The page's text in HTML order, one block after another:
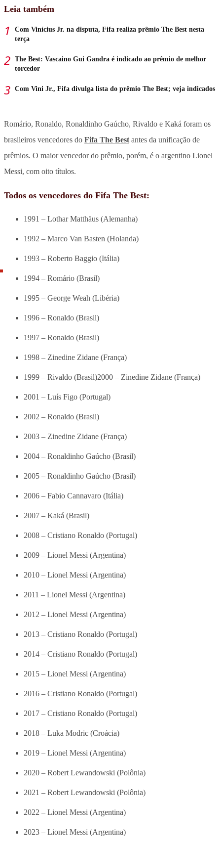
Leia também
Com Vinícius Jr. na disputa, Fifa realiza prêmio The Best nesta
terça
The Best: Vascaino Gui Gandra é indicado ao prêmio de melhor
torcedor
Com Vini Jr., Fifa divulga lista do prêmio The Best; veja indicados
Romário, Ronaldo, Ronaldinho Gaúcho, Rivaldo e Kaká foram os
brasileiros vencedores do Fifa The Best antes da unificação de
prêmios. O maior vencedor do prêmio, porém, é o argentino Lionel
Messi, com oito títulos.
Todos os vencedores do Fifa The Best:
1991 – Lothar Matthäus (Alemanha)
1992 – Marco Van Basten (Holanda)
1993 – Roberto Baggio (Itália)
1994 – Romário (Brasil)
1995 – George Weah (Libéria)
1996 – Ronaldo (Brasil)
1997 – Ronaldo (Brasil)
1998 – Zinedine Zidane (França)
1999 – Rivaldo (Brasil)2000 – Zinedine Zidane (França)
2001 – Luís Figo (Portugal)
2002 – Ronaldo (Brasil)
2003 – Zinedine Zidane (França)
2004 – Ronaldinho Gaúcho (Brasil)
2005 – Ronaldinho Gaúcho (Brasil)
2006 – Fabio Cannavaro (Itália)
2007 – Kaká (Brasil)
2008 – Cristiano Ronaldo (Portugal)
2009 – Lionel Messi (Argentina)
2010 – Lionel Messi (Argentina)
2011 – Lionel Messi (Argentina)
2012 – Lionel Messi (Argentina)
2013 – Cristiano Ronaldo (Portugal)
2014 – Cristiano Ronaldo (Portugal)
2015 – Lionel Messi (Argentina)
2016 – Cristiano Ronaldo (Portugal)
2017 – Cristiano Ronaldo (Portugal)
2018 – Luka Modric (Croácia)
2019 – Lionel Messi (Argentina)
2020 – Robert Lewandowski (Polônia)
2021 – Robert Lewandowski (Polônia)
2022 – Lionel Messi (Argentina)
2023 – Lionel Messi (Argentina)